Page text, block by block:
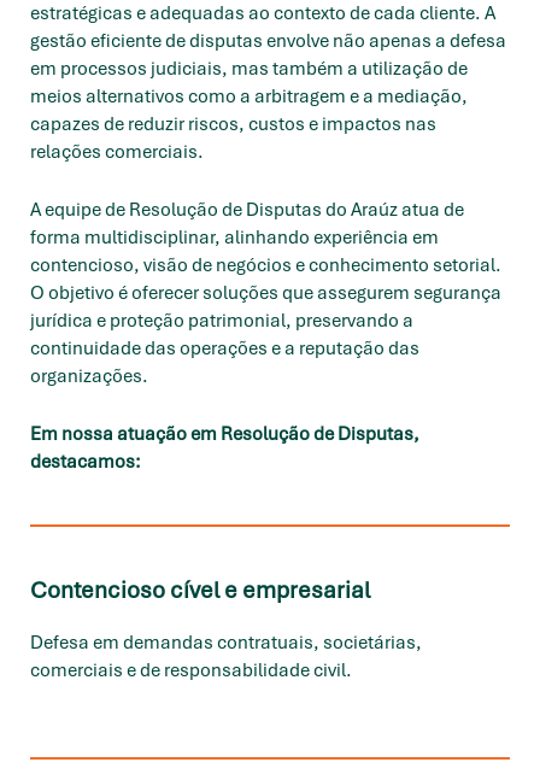
estratégicas e adequadas ao contexto de cada cliente. A
gestão eficiente de disputas envolve não apenas a defesa
em processos judiciais, mas também a utilização de
meios alternativos como a arbitragem e a mediação,
capazes de reduzir riscos, custos e impactos nas
relações comerciais.
A equipe de Resolução de Disputas do Araúz atua de
forma multidisciplinar, alinhando experiência em
contencioso, visão de negócios e conhecimento setorial.
O objetivo é oferecer soluções que assegurem segurança
jurídica e proteção patrimonial, preservando a
continuidade das operações e a reputação das
organizações.
Em nossa atuação em Resolução de Disputas,
destacamos:
Contencioso cível e empresarial
Defesa em demandas contratuais, societárias,
comerciais e de responsabilidade civil.